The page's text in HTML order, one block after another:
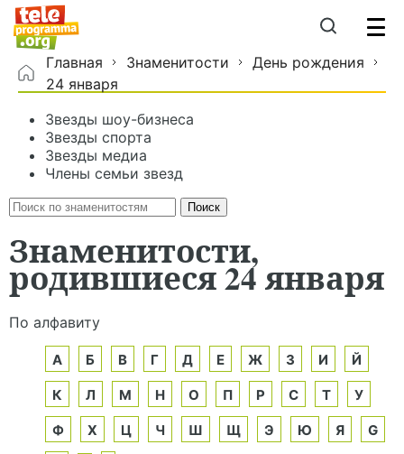
Главная Знаменитости
День рождения
24 января
Звезды шоу-бизнеса
Звезды спорта
Звезды медиа
Члены семьи звезд
Знаменитости,
родившиеся 24 января
По алфавиту
А Б В Г Д Е Ж З И Й
К Л М Н О П Р С Т У
Ф Х Ц Ч Ш Щ Э Ю Я G